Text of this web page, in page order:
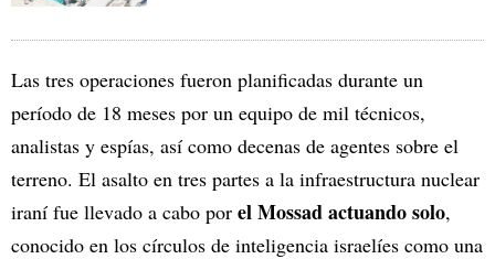
Las tres operaciones fueron planificadas durante un
período de 18 meses por un equipo de mil técnicos,
analistas y espías, así como decenas de agentes sobre el
terreno. El asalto en tres partes a la infraestructura nuclear
iraní fue llevado a cabo por el Mossad actuando solo,
conocido en los círculos de inteligencia israelíes como una